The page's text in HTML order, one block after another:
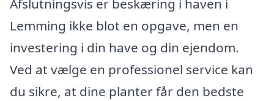
Afslutningsvis er beskæring i haven i
Lemming ikke blot en opgave, men en
investering i din have og din ejendom.
Ved at vælge en professionel service kan
du sikre, at dine planter får den bedste